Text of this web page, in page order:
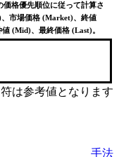
格優先順位に従って計算さ
市場価格 (Market)、終値
(Mid)、最終価格 (Last)。
は参考値となります
手法